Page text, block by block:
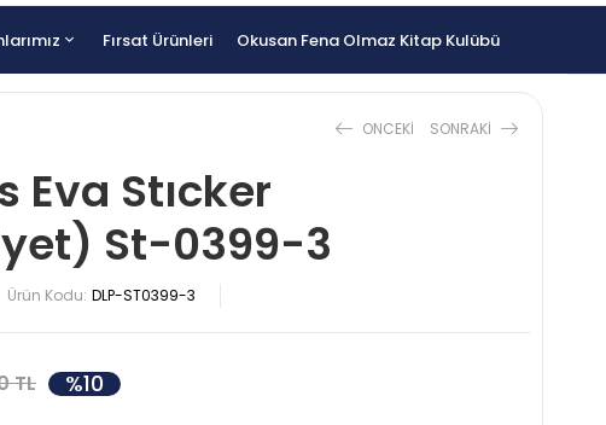
Fırsat Ürünleri Okusan Fena Olmaz Kitap Kulübü
ONCEKI SONRAKI
Eva Stıcker
St-0399-3
Ürün Kodu: DLP-ST0399-3
TL %10